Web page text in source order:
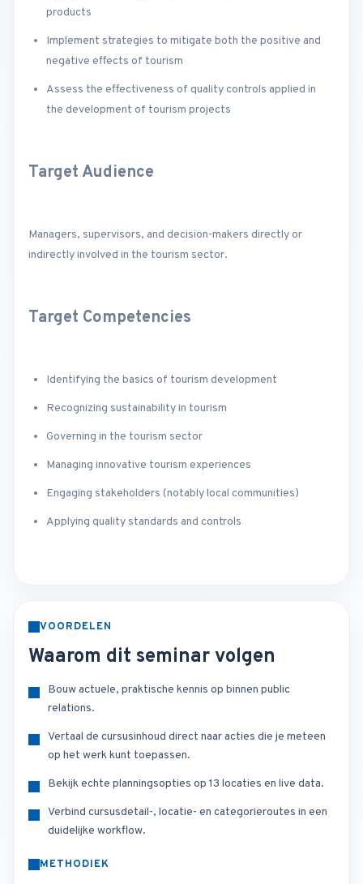
products
Implement strategies to mitigate both the positive and
negative effects of tourism
Assess the effectiveness of quality controls applied in
the development of tourism projects
Target Audience
Managers, supervisors, and decision-makers directly or
indirectly involved in the tourism sector.
Target Competencies
Identifying the basics of tourism development
Recognizing sustainability in tourism
Governing in the tourism sector
Managing innovative tourism experiences
Engaging stakeholders (notably local communities)
Applying quality standards and controls
VOORDELEN
Waarom dit seminar volgen
Bouw actuele, praktische kennis op binnen public
relations.
Vertaal de cursusinhoud direct naar acties die je meteen
op het werk kunt toepassen.
Bekijk echte planningsopties op 13 locaties en live data.
Verbind cursusdetail-, locatie- en categorieroutes in een
duidelijke workflow.
METHODIEK